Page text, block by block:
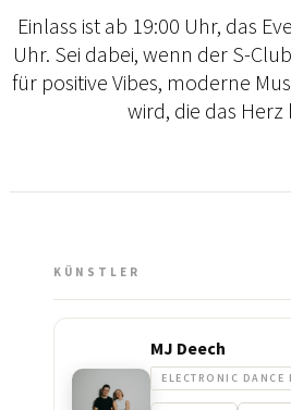
Einlass ist ab 19:00 Uhr, das
Uhr. Sei dabei, wenn der S-
für positive Vibes, moderne
wird, die das
KÜNSTLER
MJ Deech
ELECTRONIC DANCE